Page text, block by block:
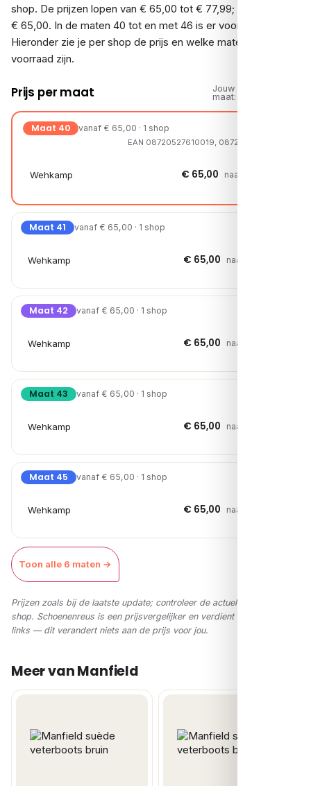
shop. De prijzen lopen van € 65,00 tot € 77,99; de laagste is
€ 65,00. In de maten 40 tot en met 46 is er voorraad.
Hieronder zie je per shop de prijs en welke maten op
voorraad zijn.
Prijs per maat
Jouw
maat:
Maat 40 vanaf € 65,00 · 1 shop
EAN 08720527610019, 08720527714069
Wehkamp € 65,00 naar shop →
Maat 41 vanaf € 65,00 · 1 shop
Wehkamp € 65,00 naar shop →
Maat 42 vanaf € 65,00 · 1 shop
Wehkamp € 65,00 naar shop →
Maat 43 vanaf € 65,00 · 1 shop
Wehkamp € 65,00 naar shop →
Maat 45 vanaf € 65,00 · 1 shop
Wehkamp € 65,00 naar shop →
Toon alle 6 maten →
Prijzen zoals bij de laatste update; controleer de actuele prijs in de
shop. Schoenenreus is een prijsvergelijker en verdient via affiliate-
links — dit verandert niets aan de prijs voor jou.
Meer van Manfield